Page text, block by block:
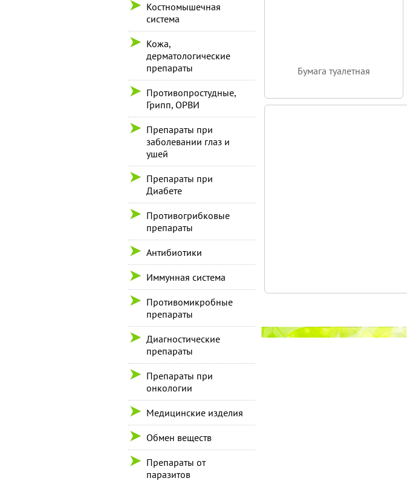
Костномышечная
система
Кожа,
дерматологические
препараты
Противопростудные,
Грипп, ОРВИ
Препараты при
заболевании глаз и
ушей
Препараты при
Диабете
Противогрибковые
препараты
Антибиотики
Иммунная система
Противомикробные
препараты
Диагностические
препараты
Препараты при
онкологии
Медицинские изделия
Обмен веществ
Препараты от
паразитов
Бумага туалетная